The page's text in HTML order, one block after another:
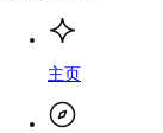
主页